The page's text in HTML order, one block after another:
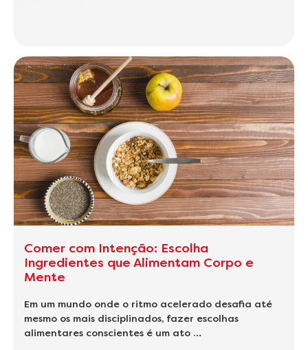
Comer com Intenção: Escolha
Ingredientes que Alimentam Corpo e
Mente
Em um mundo onde o ritmo acelerado desafia até
mesmo os mais disciplinados, fazer escolhas
alimentares conscientes é um ato …